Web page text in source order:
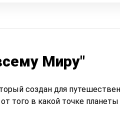
Миру"
создан для
того в какой точке планеты